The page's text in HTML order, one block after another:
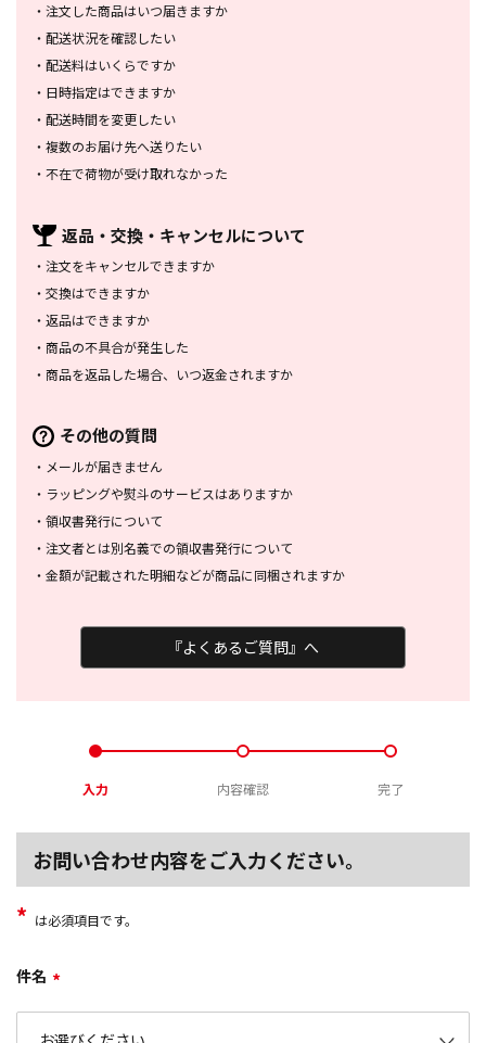
・ 注文した商品はいつ届きますか
・ 配送状況を確認したい
・ 配送料はいくらですか
・ 日時指定はできますか
・ 配送時間を変更したい
・ 複数のお届け先へ送りたい
・ 不在で荷物が受け取れなかった
返品・交換・ キャンセルについて
・ 注文をキャンセルできますか
・ 交換はできますか
・ 返品はできますか
・ 商品の不具合が発生した
・ 商品を返品した場合、 いつ返金されますか
その他の質問
・ メールが届きません
・ ラッピングや熨斗のサービスはありますか
・ 領収書発行について
・ 注文者とは別名義での領収書発行について
・ 金額が記載された明細などが商品に同梱されますか
『よくあるご質問』へ
入力 内容確認 完了
お問い合わせ内容をご入力ください。
* は必須項目です。
件名 *